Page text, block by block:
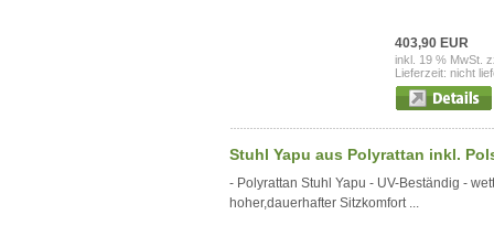
403,90 EUR
inkl. 19 % MwSt.
Lieferzeit: nicht
Stuhl Yapu aus Polyrattan inkl.
- Polyrattan Stuhl Yapu - UV-Beständig -
hoher,dauerhafter Sitzkomfort ...